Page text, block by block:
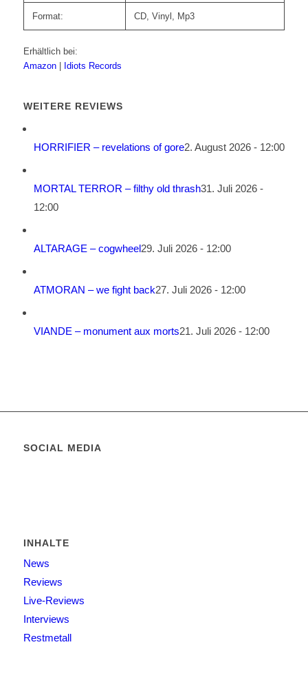
Format: CD, Vinyl, Mp3
Erhältlich bei:
Amazon
Idiots Records
WEITERE REVIEWS
HORRIFIER – revelations of gore2. August 2026 - 12:00
MORTAL TERROR – filthy old thrash31. Juli 2026 -
12:00
ALTARAGE – cogwheel29. Juli 2026 - 12:00
ATMORAN – we fight back27. Juli 2026 - 12:00
VIANDE – monument aux morts21. Juli 2026 - 12:00
SOCIAL MEDIA
INHALTE
News
Reviews
Live-Reviews
Interviews
Restmetall